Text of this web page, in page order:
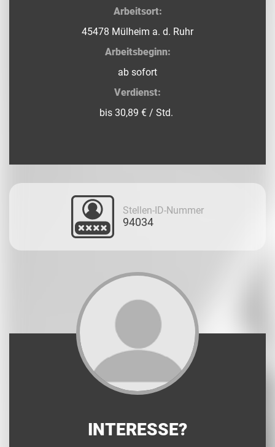
Arbeitsort:
45478 Mülheim a. d. Ruhr
Arbeitsbeginn:
ab sofort
Verdienst:
bis 30,89 € / Std.
Stellen-ID-Nummer
94034
INTERESSE?